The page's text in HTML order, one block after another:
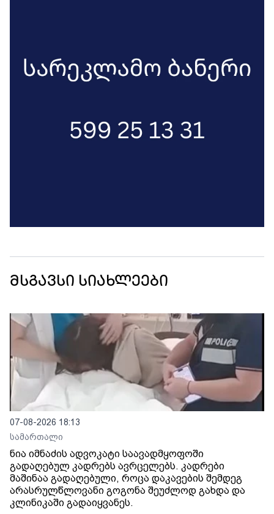
მსგავსი სიახლეები
07-08-2026 18:13
სამართალი
ნია იმნაძის ადვოკატი საავადმყოფოში
გადაღებულ კადრებს ავრცელებს. კადრები
მაშინაა გადაღებული, როცა დაკავების შემდეგ
არასრულწლოვანი გოგონა შეუძლოდ გახდა და
კლინიკაში გადაიყვანეს.